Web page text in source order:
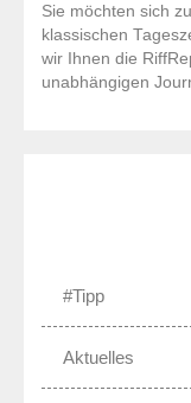
Sie möchten sich
klassischen
wir Ihnen die
unabhängigen
#Tipp
Aktuelles